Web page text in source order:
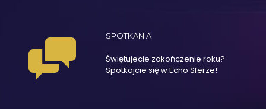
SPOTKANIA
Świętujecie zakończenie roku?
Spotkajcie się w Echo Sferze!